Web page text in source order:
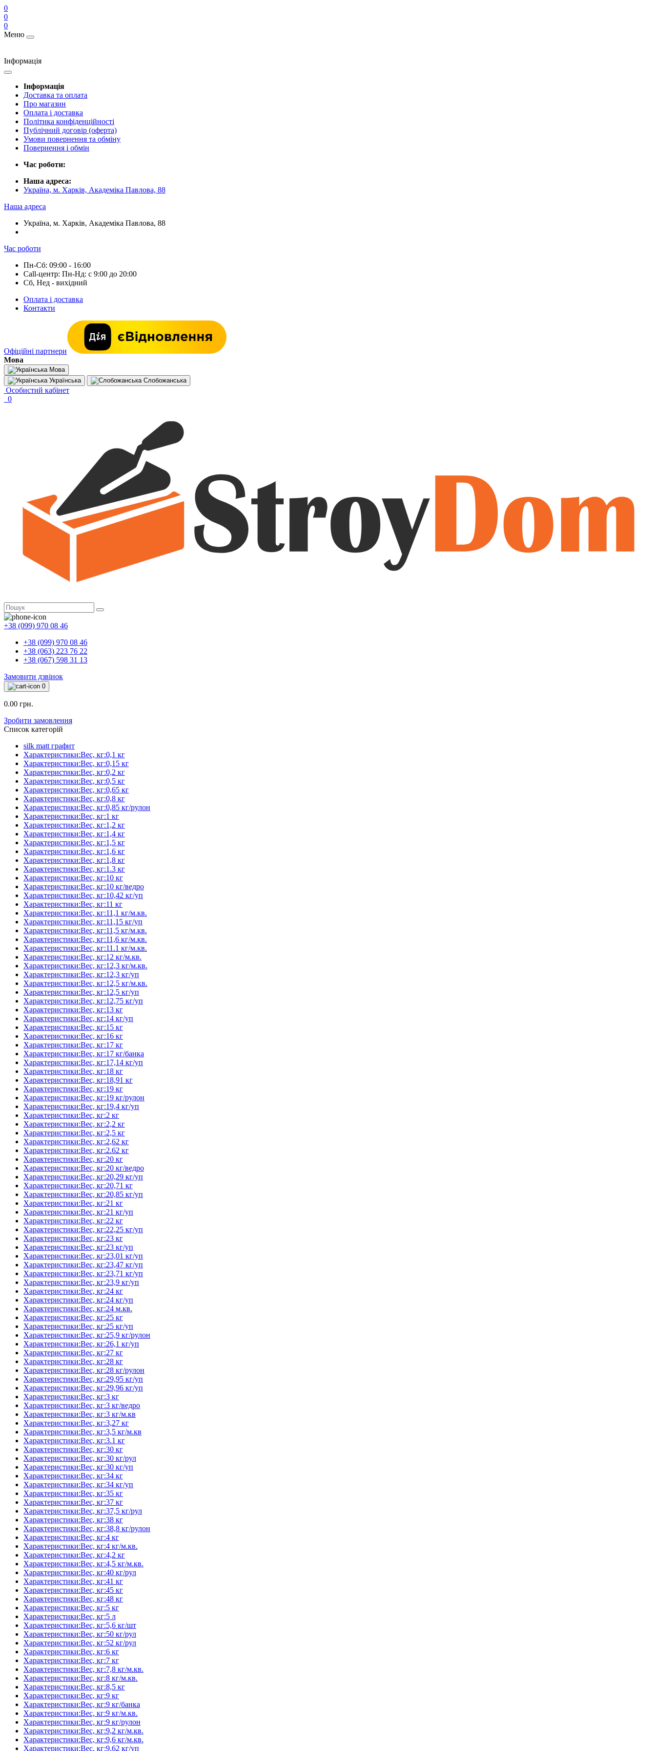
0
0
0
Меню
Інформація
Інформація
Доставка та оплата
Про магазин
Оплата і доставка
Політика конфіденційності
Публічний договір (оферта)
Умови повернення та обміну
Повернення і обмін
Час роботи:
Наша адреса:
Україна, м. Харків, Академіка Павлова, 88
Наша адреса
Україна, м. Харків, Академіка Павлова, 88
Час роботи
Пн-Сб: 09:00 - 16:00
Call-центр: Пн-Нд: с 9:00 до 20:00
Сб, Нед - вихідний
Оплата і доставка
Контакти
Офіційні партнери
Мова
Мова
Українська
Слобожанська
Особистий кабінет
0
+38 (099) 970 08 46
+38 (099) 970 08 46
+38 (063) 223 76 22
+38 (067) 598 31 13
Замовити дзвінок
0
0.00 грн.
Зробити замовлення
Список категорій
silk matt графит
Характеристики:Вес, кг:0,1 кг
Характеристики:Вес, кг:0,15 кг
Характеристики:Вес, кг:0,2 кг
Характеристики:Вес, кг:0,5 кг
Характеристики:Вес, кг:0,65 кг
Характеристики:Вес, кг:0,8 кг
Характеристики:Вес, кг:0,85 кг/рулон
Характеристики:Вес, кг:1 кг
Характеристики:Вес, кг:1,2 кг
Характеристики:Вес, кг:1,4 кг
Характеристики:Вес, кг:1,5 кг
Характеристики:Вес, кг:1,6 кг
Характеристики:Вес, кг:1,8 кг
Характеристики:Вес, кг:1.3 кг
Характеристики:Вес, кг:10 кг
Характеристики:Вес, кг:10 кг/ведро
Характеристики:Вес, кг:10,42 кг/уп
Характеристики:Вес, кг:11 кг
Характеристики:Вес, кг:11,1 кг/м.кв.
Характеристики:Вес, кг:11,15 кг/уп
Характеристики:Вес, кг:11,5 кг/м.кв.
Характеристики:Вес, кг:11,6 кг/м.кв.
Характеристики:Вес, кг:11.1 кг/м.кв.
Характеристики:Вес, кг:12 кг/м.кв.
Характеристики:Вес, кг:12,3 кг/м.кв.
Характеристики:Вес, кг:12,3 кг/уп
Характеристики:Вес, кг:12,5 кг/м.кв.
Характеристики:Вес, кг:12,5 кг/уп
Характеристики:Вес, кг:12,75 кг/уп
Характеристики:Вес, кг:13 кг
Характеристики:Вес, кг:14 кг/уп
Характеристики:Вес, кг:15 кг
Характеристики:Вес, кг:16 кг
Характеристики:Вес, кг:17 кг
Характеристики:Вес, кг:17 кг/банка
Характеристики:Вес, кг:17,14 кг/уп
Характеристики:Вес, кг:18 кг
Характеристики:Вес, кг:18,91 кг
Характеристики:Вес, кг:19 кг
Характеристики:Вес, кг:19 кг/рулон
Характеристики:Вес, кг:19,4 кг/уп
Характеристики:Вес, кг:2 кг
Характеристики:Вес, кг:2,2 кг
Характеристики:Вес, кг:2,5 кг
Характеристики:Вес, кг:2,62 кг
Характеристики:Вес, кг:2.62 кг
Характеристики:Вес, кг:20 кг
Характеристики:Вес, кг:20 кг/ведро
Характеристики:Вес, кг:20,29 кг/уп
Характеристики:Вес, кг:20,71 кг
Характеристики:Вес, кг:20,85 кг/уп
Характеристики:Вес, кг:21 кг
Характеристики:Вес, кг:21 кг/уп
Характеристики:Вес, кг:22 кг
Характеристики:Вес, кг:22,25 кг/уп
Характеристики:Вес, кг:23 кг
Характеристики:Вес, кг:23 кг/уп
Характеристики:Вес, кг:23,01 кг/уп
Характеристики:Вес, кг:23,47 кг/уп
Характеристики:Вес, кг:23,71 кг/уп
Характеристики:Вес, кг:23,9 кг/уп
Характеристики:Вес, кг:24 кг
Характеристики:Вес, кг:24 кг/уп
Характеристики:Вес, кг:24 м.кв.
Характеристики:Вес, кг:25 кг
Характеристики:Вес, кг:25 кг/уп
Характеристики:Вес, кг:25,9 кг/рулон
Характеристики:Вес, кг:26,1 кг/уп
Характеристики:Вес, кг:27 кг
Характеристики:Вес, кг:28 кг
Характеристики:Вес, кг:28 кг/рулон
Характеристики:Вес, кг:29,95 кг/уп
Характеристики:Вес, кг:29,96 кг/уп
Характеристики:Вес, кг:3 кг
Характеристики:Вес, кг:3 кг/ведро
Характеристики:Вес, кг:3 кг/м.кв
Характеристики:Вес, кг:3,27 кг
Характеристики:Вес, кг:3,5 кг/м.кв
Характеристики:Вес, кг:3.1 кг
Характеристики:Вес, кг:30 кг
Характеристики:Вес, кг:30 кг/рул
Характеристики:Вес, кг:30 кг/уп
Характеристики:Вес, кг:34 кг
Характеристики:Вес, кг:34 кг/уп
Характеристики:Вес, кг:35 кг
Характеристики:Вес, кг:37 кг
Характеристики:Вес, кг:37,5 кг/рул
Характеристики:Вес, кг:38 кг
Характеристики:Вес, кг:38,8 кг/рулон
Характеристики:Вес, кг:4 кг
Характеристики:Вес, кг:4 кг/м.кв.
Характеристики:Вес, кг:4,2 кг
Характеристики:Вес, кг:4,5 кг/м.кв.
Характеристики:Вес, кг:40 кг/рул
Характеристики:Вес, кг:41 кг
Характеристики:Вес, кг:45 кг
Характеристики:Вес, кг:48 кг
Характеристики:Вес, кг:5 кг
Характеристики:Вес, кг:5 л
Характеристики:Вес, кг:5,6 кг/шт
Характеристики:Вес, кг:50 кг/рул
Характеристики:Вес, кг:52 кг/рул
Характеристики:Вес, кг:6 кг
Характеристики:Вес, кг:7 кг
Характеристики:Вес, кг:7,8 кг/м.кв.
Характеристики:Вес, кг:8 кг/м.кв.
Характеристики:Вес, кг:8,5 кг
Характеристики:Вес, кг:9 кг
Характеристики:Вес, кг:9 кг/банка
Характеристики:Вес, кг:9 кг/м.кв.
Характеристики:Вес, кг:9 кг/рулон
Характеристики:Вес, кг:9,2 кг/м.кв.
Характеристики:Вес, кг:9,6 кг/м.кв.
Характеристики:Вес, кг:9,62 кг/уп